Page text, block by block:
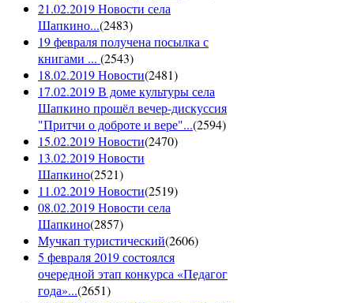
21.02.2019 Новости села
Шапкино...(2483)
19 февраля получена посылка с
книгами ... (2543)
18.02.2019 Новости(2481)
17.02.2019 В доме культуры села
Шапкино прошёл вечер-дискуссия
"Притчи о доброте и вере"...(2594)
15.02.2019 Новости(2470)
13.02.2019 Новости
Шапкино(2521)
11.02.2019 Новости(2519)
08.02.2019 Новости села
Шапкино(2857)
Мучкап туристический(2606)
5 февраля 2019 состоялся
очередной этап конкурса «Педагог
года»...(2651)